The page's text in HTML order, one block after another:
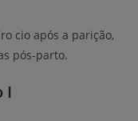
cio após a parição,
pós-parto.
I